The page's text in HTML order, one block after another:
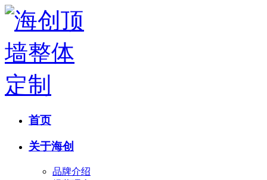
首页
关于海创
品牌介绍